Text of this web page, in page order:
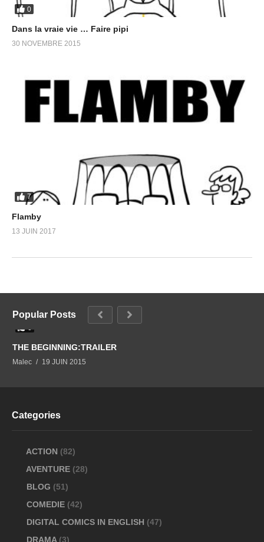
0
Dans la vraie vie … Faire pipi
30 NOVEMBRE 2015
7
Flamby
13 JUIN 2017
Popular Posts
THE BEGINNING:TRAILER
Malec 19 JUIN 2015
Categories
ACTION (82)
AVENTURE (28)
BLOG (51)
COMEDIE (42)
DIGITAL COMICS IN ENGLISH (47)
DRAMA (3)